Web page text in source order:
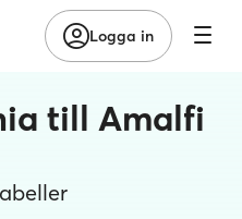
Logga in
till Amalfi